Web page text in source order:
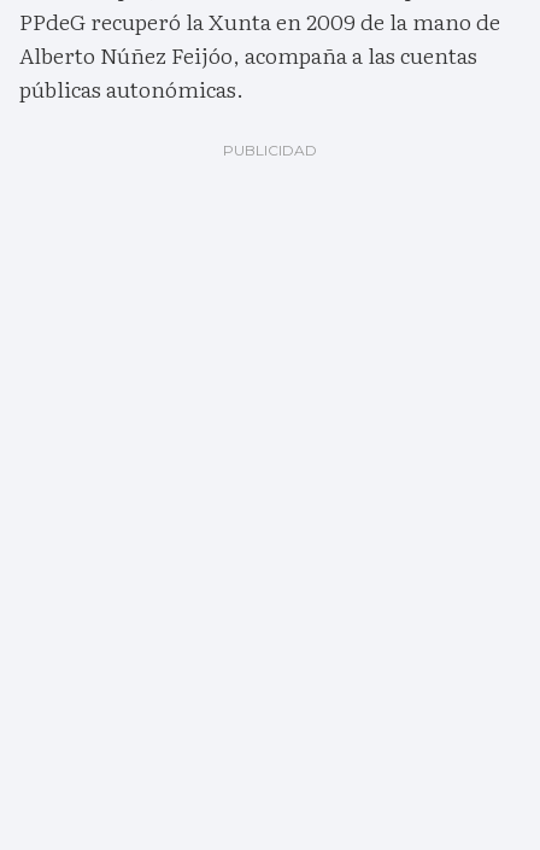
PPdeG recuperó la Xunta en 2009 de la mano de
Alberto Núñez Feijóo, acompaña a las cuentas
públicas autonómicas.